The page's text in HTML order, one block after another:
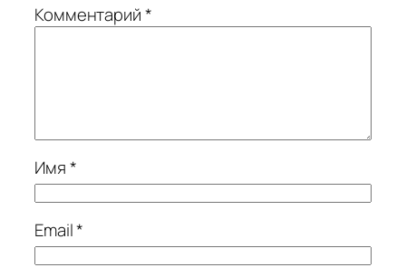
Комментарий*
Имя*
Email*